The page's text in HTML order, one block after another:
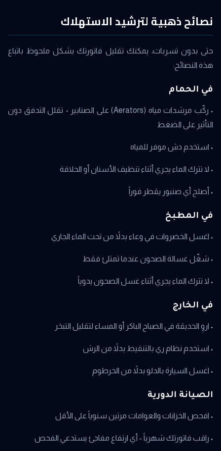
نصائح ذهبية لترشيد الاستهلاك
حتى بدون تسربات، يمكنك تقليل فاتورتك بشكل ملحوظ باتباع
هذه النصائح:
في الحمام
• ركّب مرشدات مياه (Aerators) على الصنابير - تقلل التدفق دون
التأثير على الضغط
• استخدم دش موفر للمياه
• لا تترك الماء يجري أثناء تنظيف الأسنان أو الحلاقة
• أصلح أي صنبور يقطر فوراً
في المطبخ
• اغسل الخضروات في وعاء بدلاً من تحت الماء الجاري
• شغّل غسالة الصحون عندما تمتلئ فقط
• لا تترك الماء يجري أثناء غسل الصحون يدوياً
في الخارج
• اروِ الحديقة في الصباح الباكر أو المساء لتقليل التبخر
• استخدم نظام ري بالتنقيط بدلاً من الرش
• اغسل السيارة بالدلو بدلاً من الخرطوم
الصيانة الدورية
• افحص الخزانات والعوامات مرتين سنوياً على الأقل
• راقب فاتورتك شهرياً - أي ارتفاع مفاجئ يستدعي الفحص